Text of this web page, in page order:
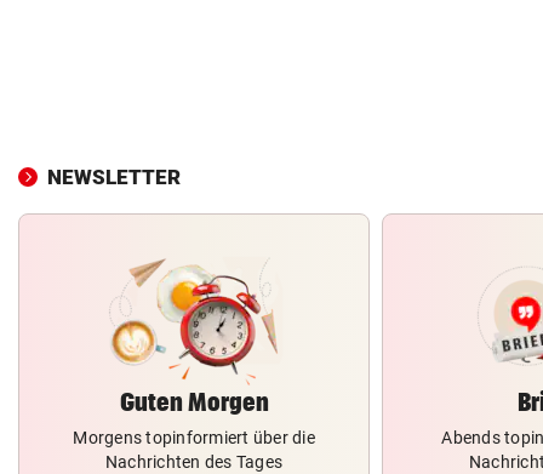
NEWSLETTER
Guten Morgen
Morgens topinformiert über die
Nachrichten des Tages
Abends